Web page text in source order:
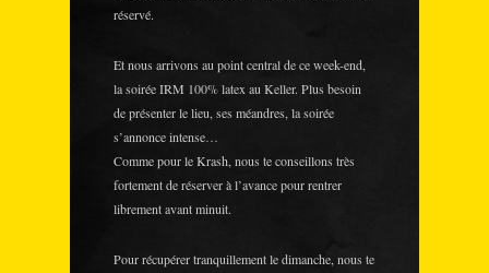
réservé.
Et nous arrivons au point central de ce week-end,
la soirée IRM 100% latex au Keller. Plus besoin
de présenter le lieu, ses méandres, la soirée
s’annonce intense…
Comme pour le Krash, nous te conseillons très
fortement de réserver à l’avance pour rentrer
librement avant minuit.
Pour récupérer tranquillement le dimanche, nous te